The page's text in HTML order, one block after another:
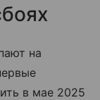
на
в мае 2025